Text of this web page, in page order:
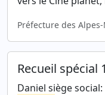
Préfecture des
Recueil spécial
Daniel siège